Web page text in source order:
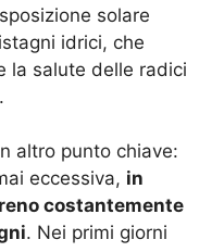
solare
idrici, che
la salute delle radici
altro punto chiave:
eccessiva, in
costantemente
. Nei primi giorni